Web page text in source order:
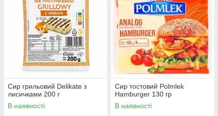
Сир грильовий Delikate з
лисичками 200 г
В наявності
Сир тостовий Polmlek
Hamburger 130 гр
В наявності